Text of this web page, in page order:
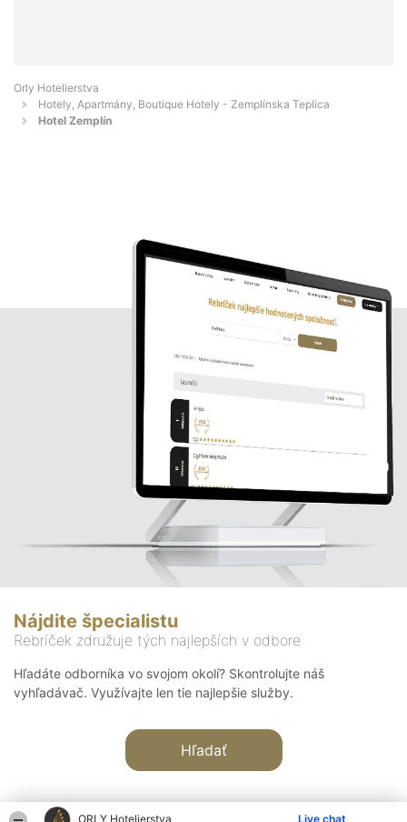
ORLY Hotelierstva Live chat
Orly Hotelierstva
Hotely, Apartmány, Boutique Hotely - Zemplínska Teplica
Hotel Zemplín
Nájdite špecialistu
Rebríček združuje tých najlepších v odbore
Hľadáte odborníka vo svojom okolí? Skontrolujte náš
vyhľadávač. Využívajte len tie najlepšie služby.
Hľadať